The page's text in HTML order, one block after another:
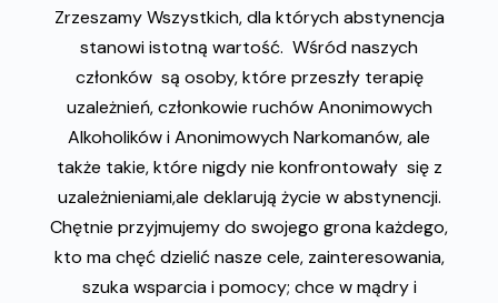
Zrzeszamy Wszystkich, dla których abstynencja
stanowi istotną wartość. Wśród naszych
członków są osoby, które przeszły terapię
uzależnień, członkowie ruchów Anonimowych
Alkoholików i Anonimowych Narkomanów, ale
także takie, które nigdy nie konfrontowały się z
uzależnieniami,ale deklarują życie w abstynencji.
Chętnie przyjmujemy do swojego grona każdego,
kto ma chęć dzielić nasze cele, zainteresowania,
szuka wsparcia i pomocy; chce w mądry i